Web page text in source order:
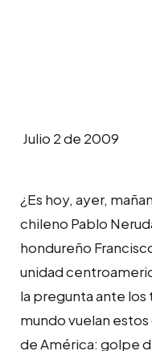
Julio 2 de 2009
¿Es hoy, ayer,
chileno Pablo
hondureño
unidad
la pregunta ante
mundo vuelan
de América: golpe